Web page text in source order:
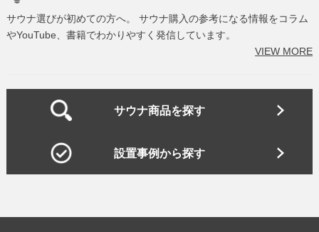
サウナ選びが初めての方へ。 サウナ購入の参考になる情報をコラム
やYouTube、書籍でわかりやすく発信しています。
VIEW MORE
サウナ商品を探す
設置事例から探す